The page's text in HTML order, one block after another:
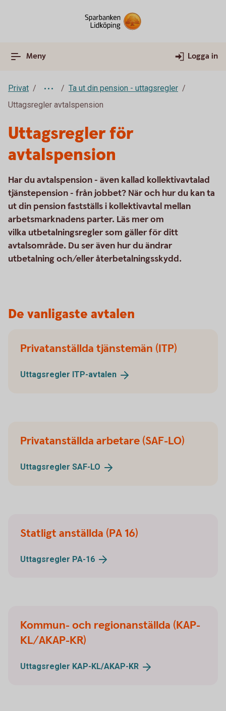
Meny Logga in
Privat
Ta ut din pension - uttagsregler
Uttagsregler avtalspension
Uttagsregler för
avtalspension
Har du avtalspension - även kallad kollektivavtalad
tjänstepension - från jobbet? När och hur du kan ta
ut din pension fastställs i kollektivavtal mellan
arbetsmarknadens parter. Läs mer om
vilka utbetalningsregler som gäller för ditt
avtalsområde. Du ser även hur du ändrar
utbetalning och/eller återbetalningsskydd.
De vanligaste avtalen
Privatanställda tjänstemän (ITP)
Uttagsregler ITP-avtalen
Privatanställda arbetare (SAF-LO)
Uttagsregler SAF-LO
Statligt anställda (PA 16)
Uttagsregler PA-16
Kommun- och regionanställda (KAP-
KL/AKAP-KR)
Uttagsregler KAP-KL/AKAP-KR